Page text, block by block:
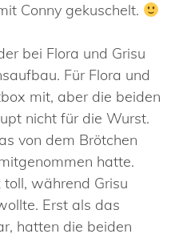
Conny gekuschelt.
bei Flora und Grisu
Für Flora und
mit, aber die beiden
nicht für die Wurst.
von dem Brötchen
hatte.
während Grisu
Erst als das
hatten die beiden